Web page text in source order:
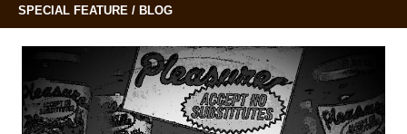
SPECIAL FEATURE / BLOG